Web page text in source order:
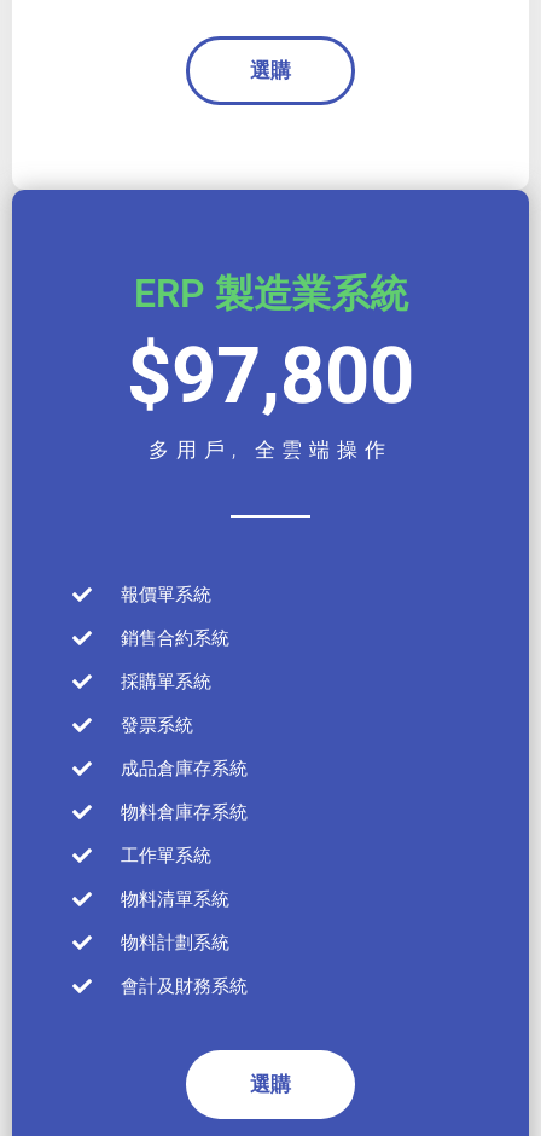
選購
ERP 製造業系統
$97,800
多用戶, 全雲端操作
報價單系統
銷售合約系統
採購單系統
發票系統
成品倉庫存系統
物料倉庫存系統
工作單系統
物料清單系統
物料計劃系統
會計及財務系統
選購